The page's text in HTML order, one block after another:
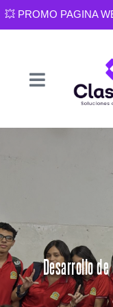
💥 PROMO PAGINA
Desarrollo